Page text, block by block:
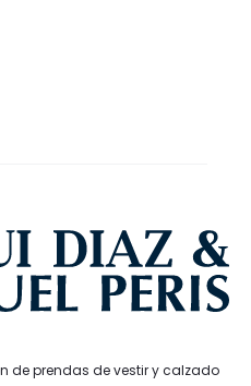
de prendas de vestir y calzado